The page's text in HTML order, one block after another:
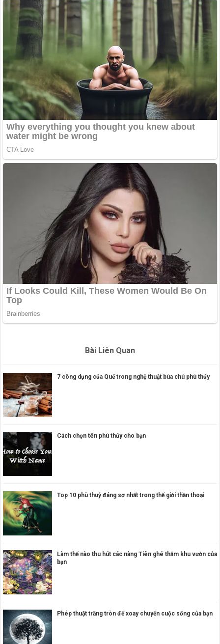
Bài Liên Quan
7 công dụng của Quế trong nghệ thuật bùa chú phù thủy
Cách chọn tên phù thủy cho bạn
Top 10 phù thuỷ đáng sợ nhất trong thế giới thần thoại
Làm thế nào thu hút các nàng Tiên ghé thăm khu vườn của
bạn
Phép thuật trăng tròn để xoay chuyển cuộc sống của bạn